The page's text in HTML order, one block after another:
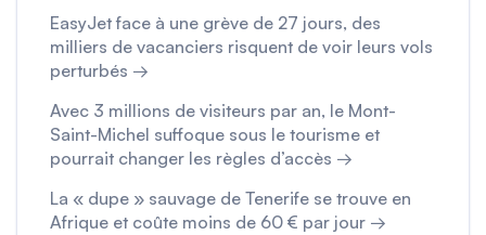
EasyJet face à une grève de 27 jours, des
milliers de vacanciers risquent de voir leurs vols
perturbés →
Avec 3 millions de visiteurs par an, le Mont-
Saint-Michel suffoque sous le tourisme et
pourrait changer les règles d’accès →
La « dupe » sauvage de Tenerife se trouve en
Afrique et coûte moins de 60 € par jour →